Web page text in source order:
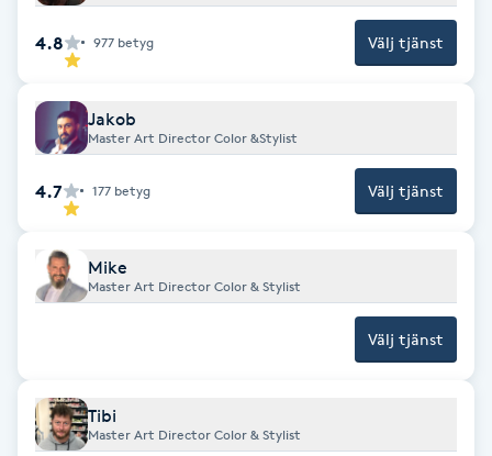
Hot yoga
Hudföryngring
Huduppstramning
Hudvård
Hyaluronsyra
Hypnos
Hårborttagning
4.8 977 betyg Välj tjänst
Jakob
Master Art Director Color &Stylist
4.7 177 betyg Välj tjänst
Mike
Master Art Director Color & Stylist
Välj tjänst
Tibi
Master Art Director Color & Stylist